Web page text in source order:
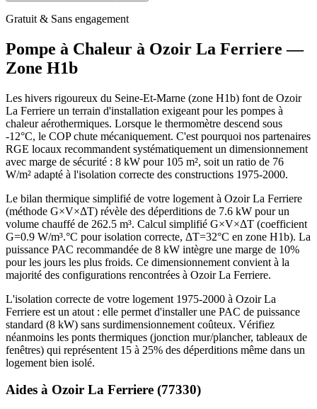
Gratuit & Sans engagement
Pompe à Chaleur à Ozoir La Ferriere —
Zone H1b
Les hivers rigoureux du Seine-Et-Marne (zone H1b) font de Ozoir
La Ferriere un terrain d'installation exigeant pour les pompes à
chaleur aérothermiques. Lorsque le thermomètre descend sous
-12°C, le COP chute mécaniquement. C'est pourquoi nos partenaires
RGE locaux recommandent systématiquement un dimensionnement
avec marge de sécurité : 8 kW pour 105 m², soit un ratio de 76
W/m² adapté à l'isolation correcte des constructions 1975-2000.
Le bilan thermique simplifié de votre logement à Ozoir La Ferriere
(méthode G×V×ΔT) révèle des déperditions de 7.6 kW pour un
volume chauffé de 262.5 m³. Calcul simplifié G×V×ΔT (coefficient
G=0.9 W/m³.°C pour isolation correcte, ΔT=32°C en zone H1b). La
puissance PAC recommandée de 8 kW intègre une marge de 10%
pour les jours les plus froids. Ce dimensionnement convient à la
majorité des configurations rencontrées à Ozoir La Ferriere.
L'isolation correcte de votre logement 1975-2000 à Ozoir La
Ferriere est un atout : elle permet d'installer une PAC de puissance
standard (8 kW) sans surdimensionnement coûteux. Vérifiez
néanmoins les ponts thermiques (jonction mur/plancher, tableaux de
fenêtres) qui représentent 15 à 25% des déperditions même dans un
logement bien isolé.
Aides à Ozoir La Ferriere (77330)